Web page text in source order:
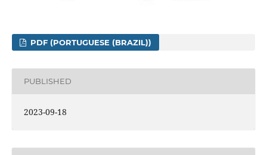
PDF (PORTUGUESE (BRAZIL))
PUBLISHED
2023-09-18